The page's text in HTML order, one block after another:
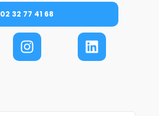
02 32 77 41 68